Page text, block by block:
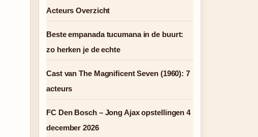
Acteurs Overzicht
Beste empanada tucumana in de buurt:
zo herken je de echte
Cast van The Magnificent Seven (1960): 7
acteurs
FC Den Bosch – Jong Ajax opstellingen 4
december 2026